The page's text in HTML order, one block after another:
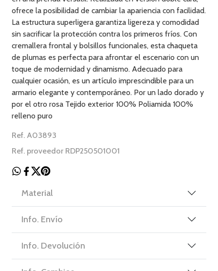
ofrece la posibilidad de cambiar la apariencia con facilidad.
La estructura superligera garantiza ligereza y comodidad
sin sacrificar la protección contra los primeros fríos. Con
cremallera frontal y bolsillos funcionales, esta chaqueta
de plumas es perfecta para afrontar el escenario con un
toque de modernidad y dinamismo. Adecuado para
cualquier ocasión, es un artículo imprescindible para un
armario elegante y contemporáneo. Por un lado dorado y
por el otro rosa Tejido exterior 100% Poliamida 100%
relleno puro
Ref. A03893
Ref. proveedor RDP250501001
Material
Info. Envío
Info. Devolución